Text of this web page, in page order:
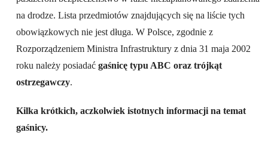
na drodze. Lista przedmiotów znajdujących się na liście tych
obowiązkowych nie jest długa. W Polsce, zgodnie z
Rozporządzeniem Ministra Infrastruktury z dnia 31 maja 2002
roku należy posiadać gaśnicę typu ABC oraz trójkąt
ostrzegawczy.
Kilka krótkich, aczkolwiek istotnych informacji na temat
gaśnicy.